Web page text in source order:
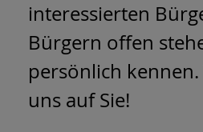
interessierten
Bürgern offen
persönlich
uns auf Sie!